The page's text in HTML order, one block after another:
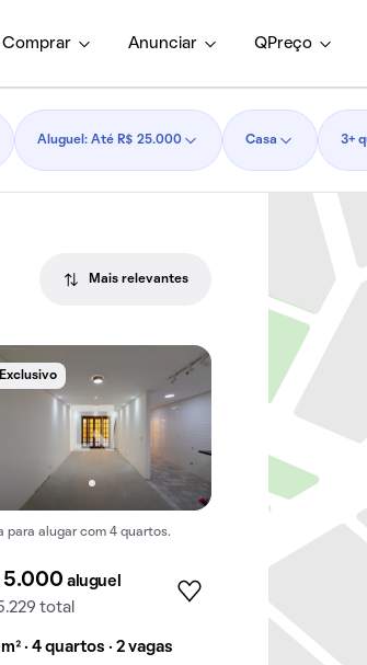
Comprar Anunciar QPreço
Aluguel: Até R$ 25.000 Casa 3+
Mais relevantes
Exclusivo
para alugar com 4 quartos.
5.000 aluguel
total
· 4 quartos · 2 vagas